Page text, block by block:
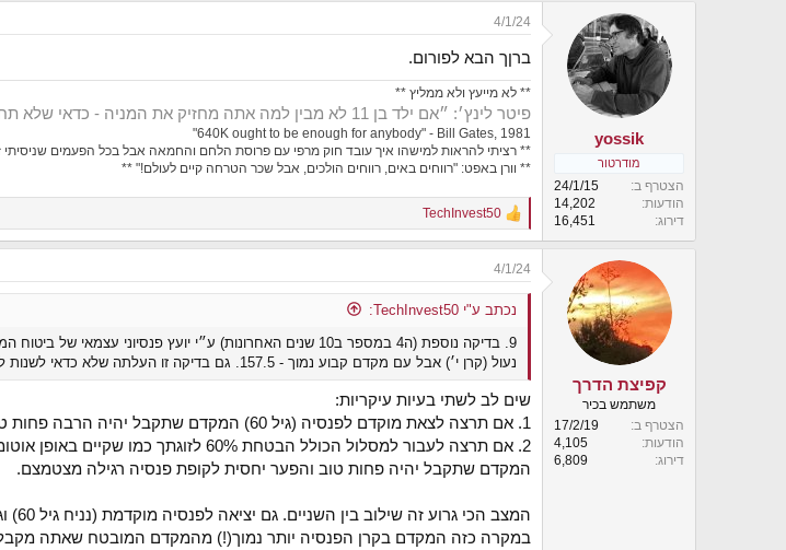
c
i
o
n
s
:
yossik
מודרטור
הצטרף ב
24/1/15
הודעות
14,202
דירוג
16,451
4/1/24
ברןך הבא לפורום.
** לא מייעץ ולא ממליץ **
פיטר לינץ׳: ״אם ילד בן 11 לא מבין למה אתה מחזיק את המניה - כדאי שלא תחזיק בה״
640K ought to be enough for anybody" - Bill Gates, 1981"
** רציתי להראות למישהו איך עובד חוק מרפי עם פרוסת הלחם והחמאה אבל בכל הפעמים שניסיתי
** וורן באפט: "רווחים באים, רווחים הולכים, אבל שכר הטרחה קיים לעולם!" **
R
e
c
t
n
:
TechInvest50
קפיצת הדרך
משתמש בכיר
הצטרף ב
17/2/19
הודעות
4,105
דירוג
6,809
4/1/24
נכתב ע"י TechInvest50:
נעול (קרן י׳) אבל עם מקדם קבוע נמוך - 157.5. גם בדיקה זו העלתה שלא כדאי לשנות למרות העלות הגבוה של דמי הניהול.
שים לב לשתי בעיות עיקריות:
1. אם תרצה לצאת מוקדם לפנסיה (גיל 60) המקדם שתקבל יהיה הרבה פחות טוב והפער בינו לבין המקדם שהיית מקבל מקופת פנסיה רגילה מצטמצם.
2. אם תרצה לעבור למסלול הכולל הבטחת
המקדם שתקבל יהיה פחות טוב והפער יחסית לקופת פנסיה רגילה מצטמצם.
המצב הכי גרוע זה שילוב בין השניים. גם יציאה לפנסיה מוקדמת (נניח גיל 60) וגם מעבר למסלול הכולל 60% לזוגתך.
במקרה כזה המקדם בקרן הפנסיה יותר נמוך(!) מהמקדם המובטח שאתה